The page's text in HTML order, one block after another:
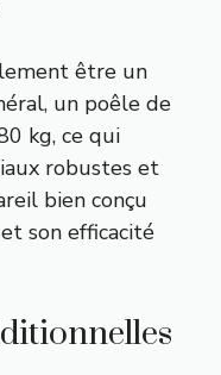
être un
un poêle de
kg, ce qui
robustes et
bien conçu
son efficacité